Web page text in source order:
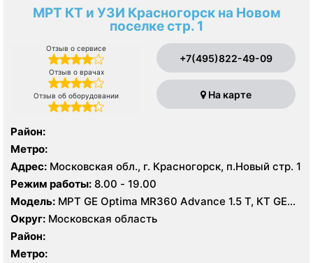
МРТ КТ и УЗИ Красногорск на Новом
поселке стр. 1
Отзыв о сервисе
Отзыв о врачах
Отзыв об оборудовании
+7(495)822-49-09
На карте
Район:
Метро:
Адрес: Московская обл., г. Красногорск, п.Новый стр. 1
Режим работы: 8.00 - 19.00
Модель: МРТ GE Optima MR360 Advance 1.5 Т, КТ GE
LightSpeed 64 среза, УЗИ
Округ: Московская область
Район:
Метро: